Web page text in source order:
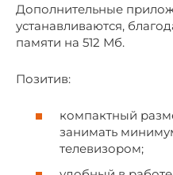
Дополнительные
устанавливаются,
памяти на 512 Мб.
Позитив:
компактный
занимать
телевизором;